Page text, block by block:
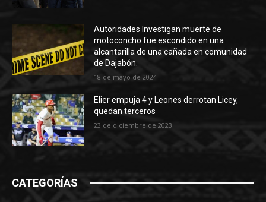
Autoridades Investigan muerte de
motoconcho fue escondido en una
alcantarilla de una cañada en comunidad
de Dajabón.
18 de mayo de 2024
Elier empuja 4 y Leones derrotan Licey,
quedan terceros
23 de diciembre de 2023
CATEGORÍAS